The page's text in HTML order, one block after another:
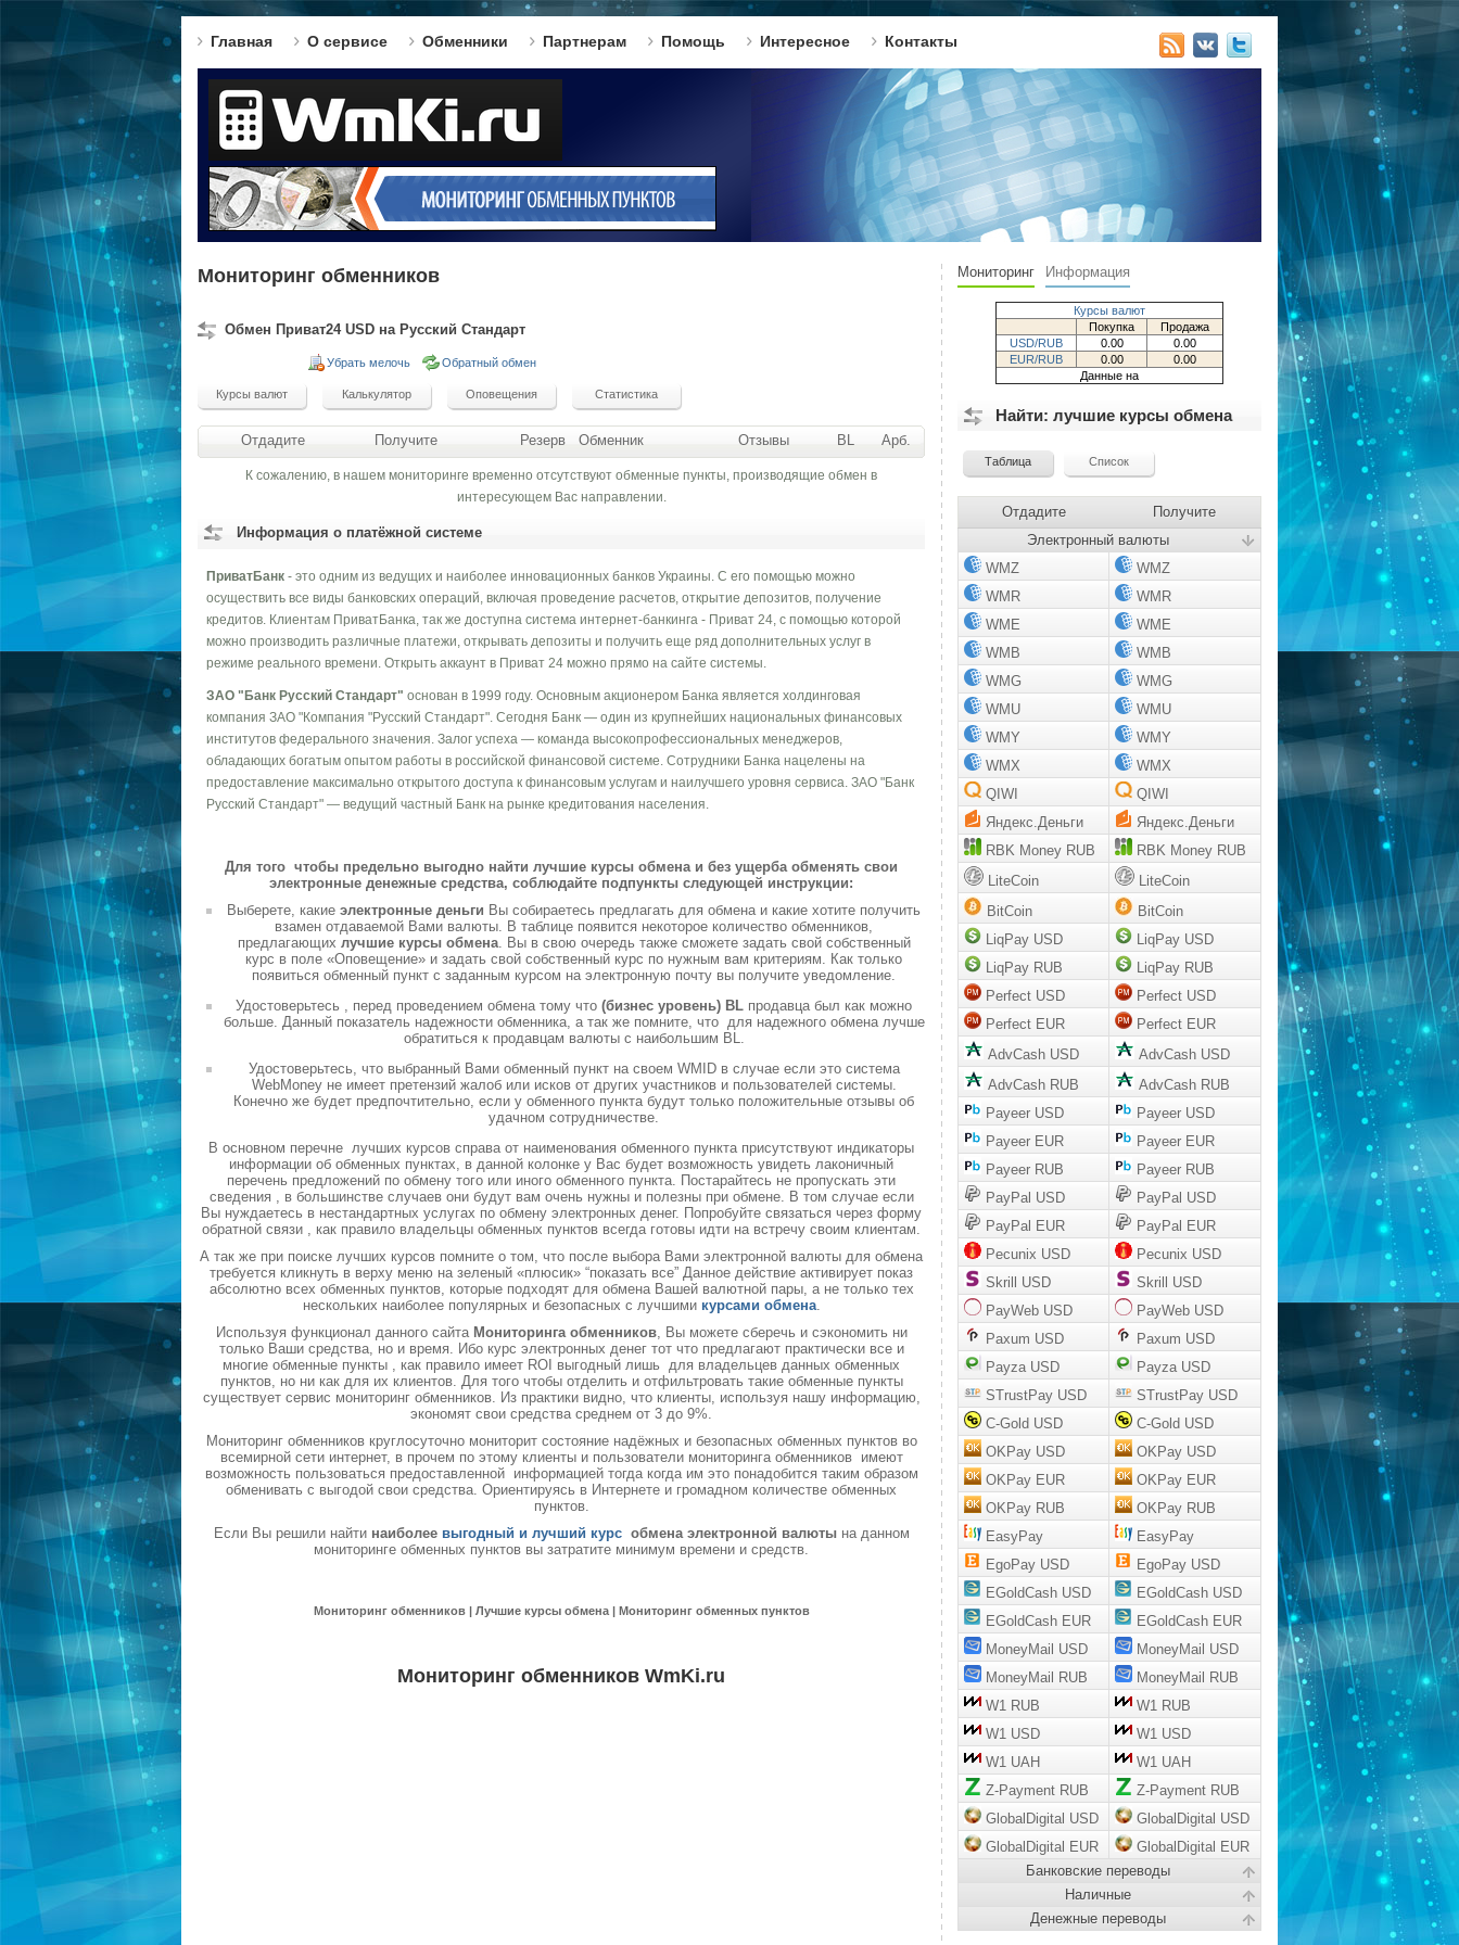
Главная О сервисе Обменники Партнерам Помощь Интересное Контакты
Мониторинг обменников
Обмен Приват24 USD на Русский Стандарт
Убрать мелочь Обратный обмен
Отдадите Получите Резерв Обменник Отзывы BL Арб.
К сожалению, в нашем мониторинге временно отсутствуют обменные пункты, производящие обмен в
интересующем Вас направлении.
Информация о платёжной системе
ПриватБанк - это одним из ведущих и наиболее инновационных банков Украины. С его помощью можно
осуществить все виды банковских операций, включая проведение расчетов, открытие депозитов, получение
кредитов. Клиентам ПриватБанка, так же доступна система интернет-банкинга - Приват 24, c помощью которой
можно производить различные платежи, открывать депозиты и получить еще ряд дополнительных услуг в
режиме реального времени. Открыть аккаунт в Приват 24 можно прямо на сайте системы.
ЗАО "Банк Русский Стандарт" основан в 1999 году. Основным акционером Банка является холдинговая
компания ЗАО "Компания "Русский Стандарт". Сегодня Банк — один из крупнейших национальных финансовых
институтов федерального значения. Залог успеха — команда высокопрофессиональных менеджеров,
обладающих богатым опытом работы в российской финансовой системе. Сотрудники Банка нацелены на
предоставление максимально открытого доступа к финансовым услугам и наилучшего уровня сервиса. ЗАО "Банк
Русский Стандарт" — ведущий частный Банк на рынке кредитования населения.
Для того чтобы предельно выгодно найти лучшие курсы обмена и без ущерба обменять свои
электронные денежные средства, соблюдайте подпункты следующей инструкции:
Выберете, какие электронные деньги Вы собираетесь предлагать для обмена и какие хотите получить
взамен отдаваемой Вами валюты. В таблице появится некоторое количество обменников,
предлагающих лучшие курсы обмена. Вы в свою очередь также сможете задать свой собственный
курс в поле «Оповещение» и задать свой собственный курс по нужным вам критериям. Как только
появиться обменный пункт с заданным курсом на электронную почту вы получите уведомление.
Удостоверьтесь , перед проведением обмена тому что (бизнес уровень) BL продавца был как можно
больше. Данный показатель надежности обменника, а так же помните, что для надежного обмена лучше
обратиться к продавцам валюты с наибольшим BL.
Удостоверьтесь, что выбранный Вами обменный пункт на своем WMID в случае если это система
WebMoney не имеет претензий жалоб или исков от других участников и пользователей системы.
Конечно же будет предпочтительно, если у обменного пункта будут только положительные отзывы об
удачном сотрудничестве.
В основном перечне лучших курсов справа от наименования обменного пункта присутствуют индикаторы
информации об обменных пунктах, в данной колонке у Вас будет возможность увидеть лаконичный
перечень предложений по обмену того или иного обменного пункта. Постарайтесь не пропускать эти
сведения , в большинстве случаев они будут вам очень нужны и полезны при обмене. В том случае если
Вы нуждаетесь в нестандартных услугах по обмену электронных денег. Попробуйте связаться через форму
обратной связи , как правило владельцы обменных пунктов всегда готовы идти на встречу своим клиентам.
А так же при поиске лучших курсов помните о том, что после выбора Вами электронной валюты для обмена
требуется кликнуть в верху меню на зеленый «плюсик» “показать все” Данное действие активирует показ
абсолютно всех обменных пунктов, которые подходят для обмена Вашей валютной пары, а не только тех
нескольких наиболее популярных и безопасных с лучшими курсами обмена.
Используя функционал данного сайта Мониторинга обменников, Вы можете сберечь и сэкономить ни
только Ваши средства, но и время. Ибо курс электронных денег тот что предлагают практически все и
многие обменные пункты , как правило имеет ROI выгодный лишь для владельцев данных обменных
пунктов, но ни как для их клиентов. Для того чтобы отделить и отфильтровать такие обменные пункты
существует сервис мониторинг обменников. Из практики видно, что клиенты, используя нашу информацию,
экономят свои средства среднем от 3 до 9%.
Мониторинг обменников круглосуточно мониторит состояние надёжных и безопасных обменных пунктов во
всемирной сети интернет, в прочем по этому клиенты и пользователи мониторинга обменников имеют
возможность пользоваться предоставленной информацией тогда когда им это понадобится таким образом
обменивать с выгодой свои средства. Ориентируясь в Интернете и громадном количестве обменных
пунктов.
Если Вы решили найти наиболее выгодный и лучший курс обмена электронной валюты на данном
мониторинге обменных пунктов вы затратите минимум времени и средств.
Мониторинг обменников | Лучшие курсы обмена | Мониторинг обменных пунктов
Мониторинг обменников WmKi.ru
Мониторинг Информация
Курсы валют
Покупка
Продажа
USD/RUB
0.00
0.00
EUR/RUB
0.00
0.00
Данные на
Найти: лучшие курсы обмена
Отдадите
Получите
Электронный валюты
WMZ
WMZ
WMR
WMR
WME
WME
WMB
WMB
WMG
WMG
WMU
WMU
WMY
WMY
WMX
WMX
QIWI
QIWI
Яндекс.Деньги
Яндекс.Деньги
RBK Money RUB
RBK Money RUB
LiteCoin
LiteCoin
BitCoin
BitCoin
LiqPay USD
LiqPay USD
LiqPay RUB
LiqPay RUB
Perfect USD
Perfect USD
Perfect EUR
Perfect EUR
AdvCash USD
AdvCash USD
AdvCash RUB
AdvCash RUB
Payeer USD
Payeer USD
Payeer EUR
Payeer EUR
Payeer RUB
Payeer RUB
PayPal USD
PayPal USD
PayPal EUR
PayPal EUR
Pecunix USD
Pecunix USD
Skrill USD
Skrill USD
PayWeb USD
PayWeb USD
Paxum USD
Paxum USD
Payza USD
Payza USD
STrustPay USD
STrustPay USD
C-Gold USD
C-Gold USD
OKPay USD
OKPay USD
OKPay EUR
OKPay EUR
OKPay RUB
OKPay RUB
EasyPay
EasyPay
EgoPay USD
EgoPay USD
EGoldCash USD
EGoldCash USD
EGoldCash EUR
EGoldCash EUR
MoneyMail USD
MoneyMail USD
MoneyMail RUB
MoneyMail RUB
W1 RUB
W1 RUB
W1 USD
W1 USD
W1 UAH
W1 UAH
Z-Payment RUB
Z-Payment RUB
GlobalDigital USD
GlobalDigital USD
GlobalDigital EUR
GlobalDigital EUR
Банковские переводы
Наличные
Денежные переводы